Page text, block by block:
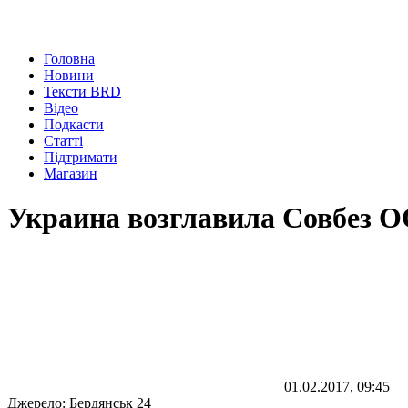
Головна
Новини
Тексти BRD
Відео
Подкасти
Статті
Підтримати
Магазин
Украина возглавила Совбез
01.02.2017, 09:45
Джерело: Бердянськ 24